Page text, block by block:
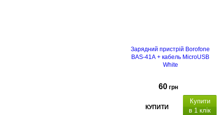
Зарядний пристрій Borofone
BAS-41A + кабель MicroUSB
White
60 грн
КУПИТИ
Купити
в 1 клік